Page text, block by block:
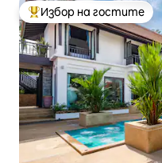
Най-популярен избор
Избор на гостите